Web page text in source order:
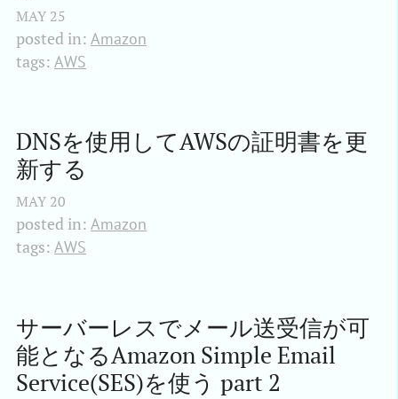
MAY 25
posted in: Amazon
tags: AWS
DNSを使用してAWSの証明書を更
新する
MAY 20
posted in: Amazon
tags: AWS
サーバーレスでメール送受信が可
能となるAmazon Simple Email
Service(SES)を使う part 2